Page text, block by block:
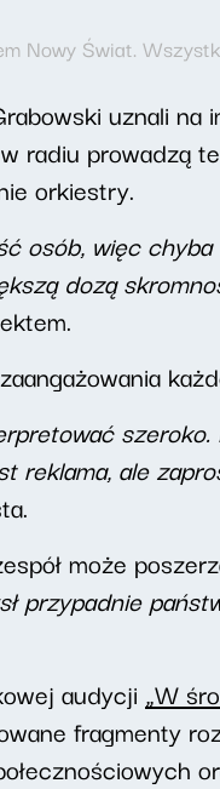
Nowy Świat.
uznali na
radiu prowadzą
orkiestry.
osób, więc
dozą
reklama, ale
może
przypadnie
audycji „W
fragmenty